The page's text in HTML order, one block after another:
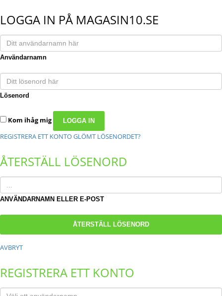
LOGGA IN PÅ MAGASIN10.SE
Användarnamn
Lösenord
Kom ihåg mig
REGISTRERA ETT KONTOGLÖMT LÖSENORDET?
ÅTERSTÄLL LÖSENORD
ANVÄNDARNAMN ELLER E-POST
AVBRYT
REGISTRERA ETT KONTO